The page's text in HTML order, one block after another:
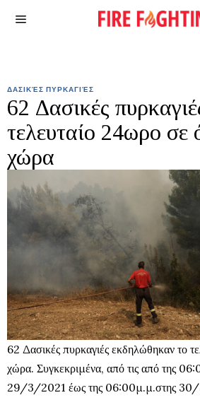
ΔΑΣΙΚΈΣ ΠΥΡΚΑΓΙΈΣ
62 Δασικές
τελευταίο 24ωρο σε
χώρα
62 Δασικές πυρκαγιές εκδηλώθηκαν το
χώρα. Συγκεκριμένα, από τις από της
29/3/2021 έως της 06:00μ.μ.στης